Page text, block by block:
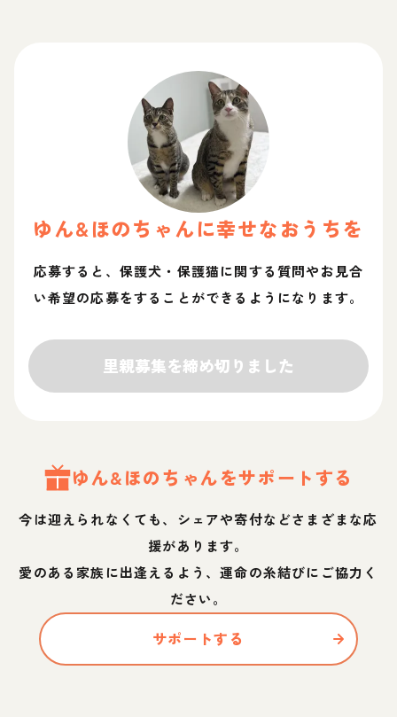
ゆん&ほのちゃんに幸せなおうちを
応募すると、保護犬・保護猫に関する質問やお見合
い希望の応募をすることができるようになります。
里親募集を締め切りました
ゆん&ほのちゃんをサポートする
今は迎えられなくても、シェアや寄付などさまざまな応
援があります。
愛のある家族に出逢えるよう、運命の糸結びにご協力く
ださい。
サポートする